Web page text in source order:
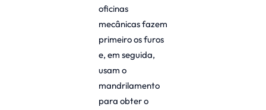
oficinas
mecânicas fazem
primeiro os furos
e, em seguida,
usam o
mandrilamento
para obter o